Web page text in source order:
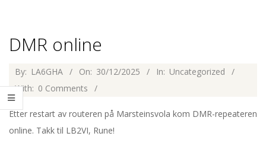
DMR online
2025-
12-
30
By: LA6GHA On: 30/12/2025 In: Uncategorized
With: 0 Comments
Etter restart av routeren på Marsteinsvola kom DMR-repeateren
online. Takk til LB2VI, Rune!